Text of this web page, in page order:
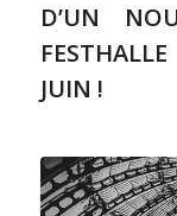
D’UN
JUIN !